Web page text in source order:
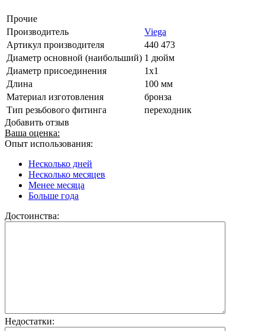
Прочие
Производитель
Viega
Артикул производителя
440 473
Диаметр основной (наибольший) 1 дюйм
Диаметр присоединения
1x1
Длина
100 мм
Материал изготовления
бронза
Тип резьбового фитинга
переходник
Добавить отзыв
Ваша оценка:
Опыт использования:
Несколько дней
Несколько месяцев
Менее месяца
Больше года
Достоинства:
Недостатки: